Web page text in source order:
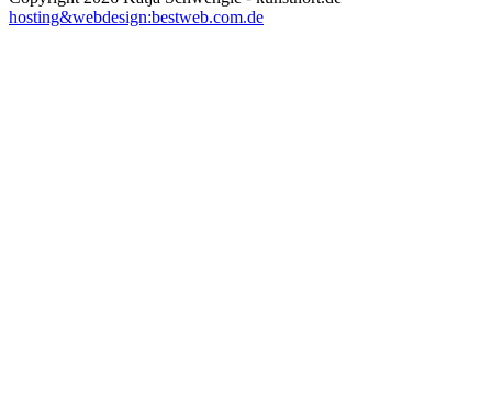
hosting&webdesign:bestweb.com.de